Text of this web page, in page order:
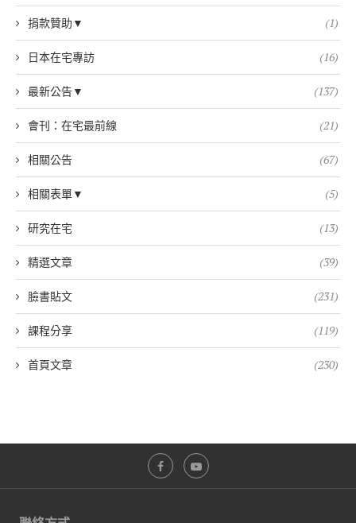
捐款贊助▼ (1)
日本在宅專訪 (16)
最新公告▼ (137)
會刊：在宅最前線 (21)
相關公告 (67)
相關表單▼ (5)
研究在宅 (13)
精選文章 (39)
臉書貼文 (231)
課程分享 (119)
首頁文章 (230)